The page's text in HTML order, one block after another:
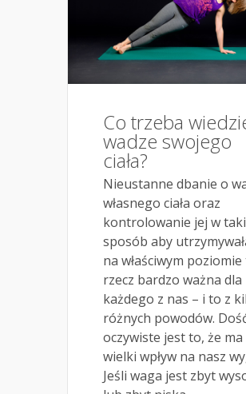
Co trzeba
wadze swojego
ciała?
Nieustanne dbanie o
własnego ciała oraz
kontrolowanie jej w taki
sposób aby
na właściwym poziomie
rzecz bardzo ważna dla
każdego z nas – i to z
różnych powodów.
oczywiste jest to, że ma
wielki wpływ na nasz
Jeśli waga jest zbyt